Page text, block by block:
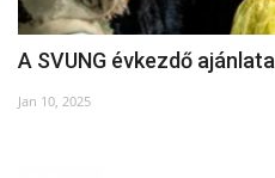
Sport
Sajtó
A SVUNG évkezdő ajánlata
Jan 10, 2025